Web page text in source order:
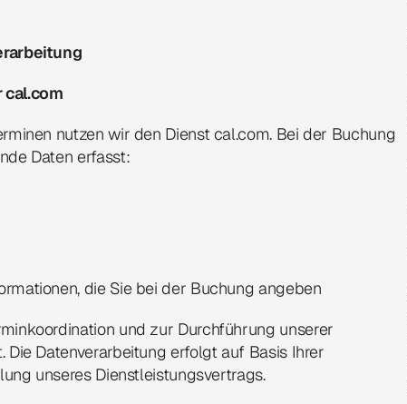
cal.com
nutzen wir den Dienst cal.com. Bei der Buchung
Daten erfasst:
die Sie bei der Buchung angeben
und zur Durchführung unserer
Die Datenverarbeitung erfolgt auf Basis Ihrer
unseres Dienstleistungsvertrags.